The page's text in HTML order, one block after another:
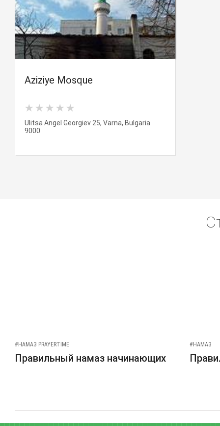
Aziziye Mosque
Ulitsa Angel Georgiev 25, Varna, Bulgaria
9000
#НАМАЗ PRAYERTIME
Правильный намаз начинающих
#НАМАЗ